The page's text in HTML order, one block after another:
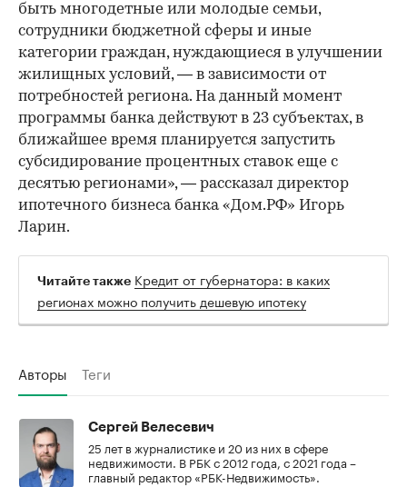
быть многодетные или молодые семьи,
сотрудники бюджетной сферы и иные
категории граждан, нуждающиеся в улучшении
жилищных условий, — в зависимости от
потребностей региона. На данный момент
программы банка действуют в 23 субъектах, в
ближайшее время планируется запустить
субсидирование процентных ставок еще с
десятью регионами», — рассказал директор
ипотечного бизнеса банка «Дом.РФ» Игорь
Ларин.
Читайте также Кредит от губернатора: в каких
регионах можно получить дешевую ипотеку
Авторы Теги
Сергей Велесевич
25 лет в журналистике и 20 из них в сфере
недвижимости. В РБК с 2012 года, с 2021 года –
главный редактор «РБК-Недвижимость».